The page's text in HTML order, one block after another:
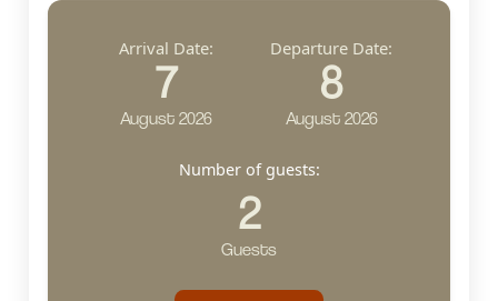
Arrival Date:
7
August 2026
Departure Date:
8
August 2026
Number of guests:
2
Guests